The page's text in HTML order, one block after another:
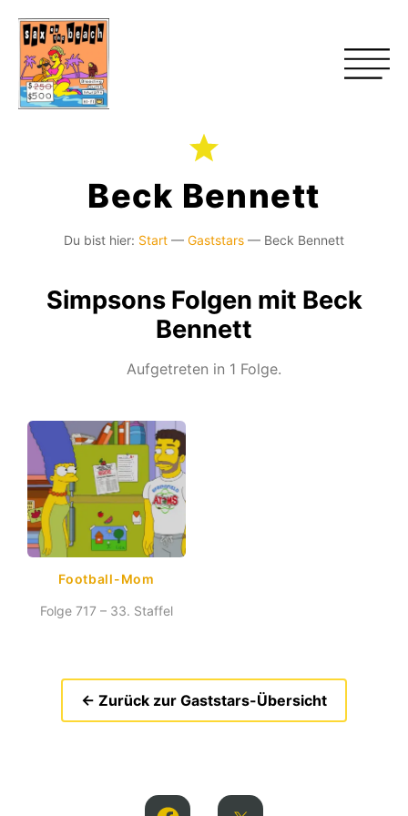
Beck Bennett
Du bist hier: Start — Gaststars — Beck Bennett
Simpsons Folgen mit Beck
Bennett
Aufgetreten in 1 Folge.
Football-Mom
Folge 717 – 33. Staffel
← Zurück zur Gaststars-Übersicht